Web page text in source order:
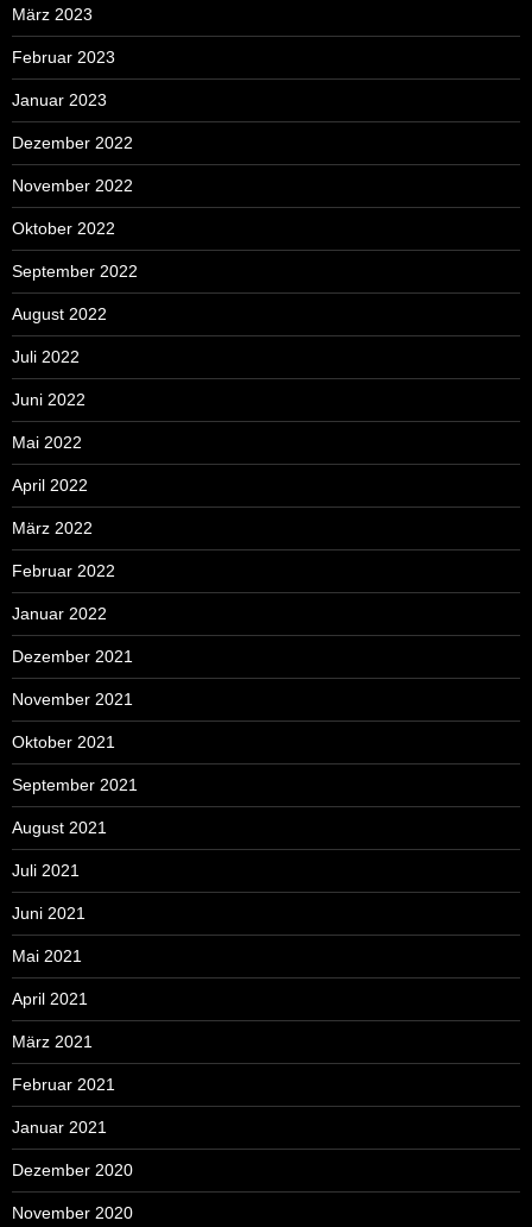
März 2023
Februar 2023
Januar 2023
Dezember 2022
November 2022
Oktober 2022
September 2022
August 2022
Juli 2022
Juni 2022
Mai 2022
April 2022
März 2022
Februar 2022
Januar 2022
Dezember 2021
November 2021
Oktober 2021
September 2021
August 2021
Juli 2021
Juni 2021
Mai 2021
April 2021
März 2021
Februar 2021
Januar 2021
Dezember 2020
November 2020